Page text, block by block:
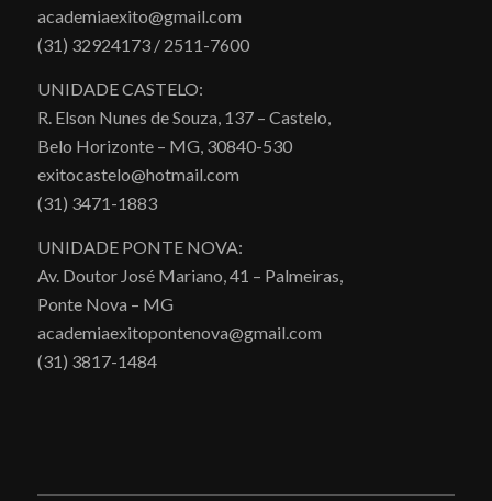
academiaexito@gmail.com
(31) 32924173 / 2511-7600
UNIDADE CASTELO:
R. Elson Nunes de Souza, 137 – Castelo,
Belo Horizonte – MG, 30840-530
exitocastelo@hotmail.com
(31) 3471-1883
UNIDADE PONTE NOVA:
Av. Doutor José Mariano, 41 – Palmeiras,
Ponte Nova – MG
academiaexitopontenova@gmail.com
(31) 3817-1484